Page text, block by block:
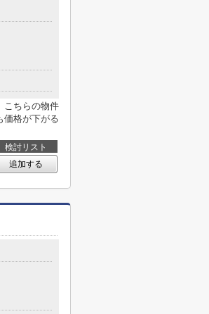
こちらの物件
価格が下がる
検討リスト
追加する